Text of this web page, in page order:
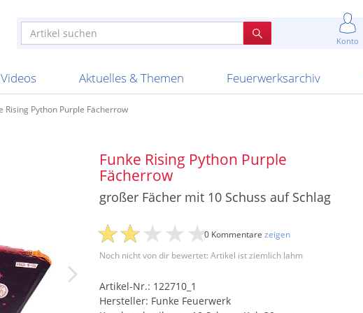
Konto
Schallerzeuger P1
Feuerwerk T1
Schachteln und
Streich- und
Videos
Knallkörper
Batterien
Aktuelles & Themen
Ladenverkauf 2024
20 Jahre Feuerwerksvitrine
Ausnahmegenehmigung
Sammlertreffen
Feuerwerksarchiv
Fireworks Apel Feuerwerk Argento Feuerwerk ARS
BKV Vuurwerk Bothmer Pyrotechnik
Bestellschluss
Altersnachweis
Versanddienste
Gewerbetreibende
Rising Python Purple Fächerrow
Funke Rising Python Purple
Fächerrow
großer Fächer mit 10 Schuss auf Schlag
Noch nicht von dir bewertet: Artikel ist ziemlich lahm
0 Kommentare zeigen
Artikel-Nr.: 122710_1
Hersteller: Funke Feuerwerk